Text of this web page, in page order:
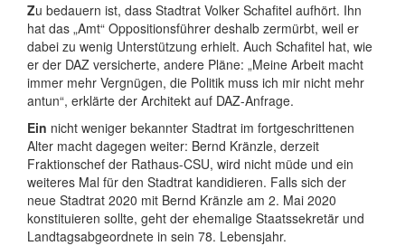
Zu bedauern ist, dass Stadtrat Volker Schafitel aufhört. Ihn
hat das „Amt“ Oppositionsführer deshalb zermürbt, weil er
dabei zu wenig Unterstützung erhielt. Auch Schafitel hat, wie
er der DAZ versicherte, andere Pläne: „Meine Arbeit macht
immer mehr Vergnügen, die Politik muss ich mir nicht mehr
antun“, erklärte der Architekt auf DAZ-Anfrage.
Ein nicht weniger bekannter Stadtrat im fortgeschrittenen
Alter macht dagegen weiter: Bernd Kränzle, derzeit
Fraktionschef der Rathaus-CSU, wird nicht müde und ein
weiteres Mal für den Stadtrat kandidieren. Falls sich der
neue Stadtrat 2020 mit Bernd Kränzle am 2. Mai 2020
konstituieren sollte, geht der ehemalige Staatssekretär und
Landtagsabgeordnete in sein 78. Lebensjahr.